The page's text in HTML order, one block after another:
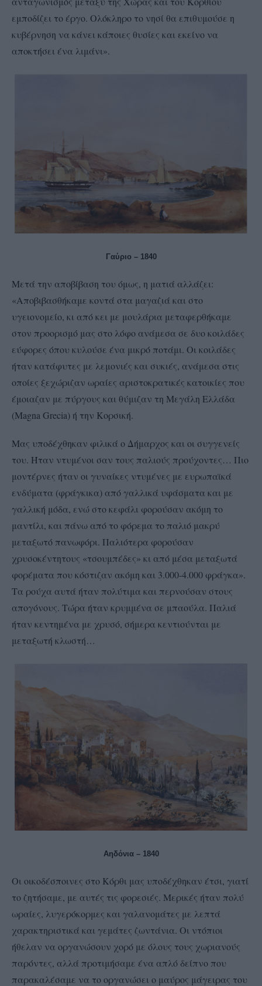
εμποδίζει το έργο. Ολόκληρο το νησί θα επιθυμούσε η
κυβέρνηση να κάνει κάποιες θυσίες και εκείνο να
αποκτήσει ένα λιμάνι».
Γαύριο – 1840
Μετά την αποβίβαση του όμως, η ματιά αλλάζει:
«Αποβιβασθήκαμε κοντά στα μαγαζιά και στο
υγειονομείο, κι από κει με μουλάρια μεταφερθήκαμε
στον προορισμό μας στο λόφο ανάμεσα σε δυο κοιλάδες
εύφορες όπου κυλούσε ένα μικρό ποτάμι. Οι κοιλάδες
ήταν κατάφυτες με λεμονιές και συκιές, ανάμεσα στις
οποίες ξεχώριζαν ωραίες αριστοκρατικές κατοικίες που
έμοιαζαν με πύργους και θύμιζαν τη Μεγάλη Ελλάδα
(Magna Grecia) ή την Κορσική.
Μας υποδέχθηκαν φιλικά ο Δήμαρχος και οι συγγενείς
του. Ήταν ντυμένοι σαν τους παλιούς προύχοντες… Πιο
μοντέρνες ήταν οι γυναίκες ντυμένες με ευρωπαϊκά
ενδύματα (φράγκικα) από γαλλικά υφάσματα και με
γαλλική μόδα, ενώ στο κεφάλι φορούσαν ακόμη το
μαντίλι, και πάνω από το φόρεμα το παλιό μακρύ
μεταξωτό πανωφόρι. Παλιότερα φορούσαν
χρυσοκέντητους «τσουμπέδες» κι από μέσα μεταξωτά
φορέματα που κόστιζαν ακόμη και 3.000-4.000 φράγκα».
Τα ρούχα αυτά ήταν πολύτιμα και περνούσαν στους
απογόνους. Τώρα ήταν κρυμμένα σε μπαούλα. Παλιά
ήταν κεντημένα με χρυσό, σήμερα κεντιούνται με
μεταξωτή κλωστή…
Αηδόνια – 1840
Οι οικοδέσποινες στο Κόρθι μας υποδέχθηκαν έτσι, γιατί
το ζητήσαμε, με αυτές τις φορεσιές. Μερικές ήταν πολύ
ωραίες, λυγερόκορμες και γαλανομάτες με λεπτά
χαρακτηριστικά και γεμάτες ζωντάνια. Οι ντόπιοι
ήθελαν να οργανώσουν χορό με όλους τους χωριανούς
παρόντες, αλλά προτιμήσαμε ένα απλό δείπνο που
παρακαλέσαμε να το οργανώσει ο μαύρος μάγειρας του